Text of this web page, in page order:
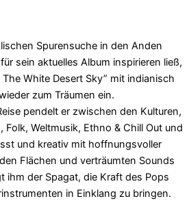
Spurensuche in den Anden
sein aktuelles Album inspirieren ließ,
White Desert Sky” mit indianisch
zum Träumen ein.
pendelt er zwischen den Kulturen,
Folk, Weltmusik, Ethno & Chill Out und
und kreativ mit hoffnungsvoller
Flächen und verträumten Sounds
ihm der Spagat, die Kraft des Pops
in Einklang zu bringen.